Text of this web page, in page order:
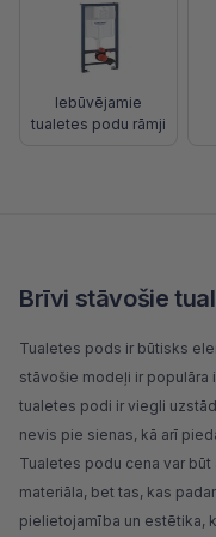
Iebūvējamie
tualetes podu rāmji
Brīvi stāvošie
Tualetes pods ir būtisks
stāvošie modeļi ir populāra
tualetes podi ir viegli
nevis pie sienas, kā arī
Tualetes podu cena var
materiāla, bet tas, kas
pielietojamība un estētika,